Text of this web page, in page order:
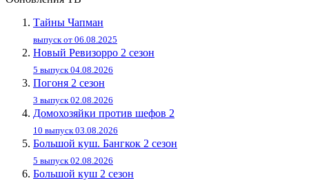
Тайны Чапман
выпуск от 06.08.2025
Новый Ревизорро 2 сезон
5 выпуск 04.08.2026
Погоня 2 сезон
3 выпуск 02.08.2026
Домохозяйки против шефов 2
10 выпуск 03.08.2026
Большой куш. Бангкок 2 сезон
5 выпуск 02.08.2026
Большой куш 2 сезон